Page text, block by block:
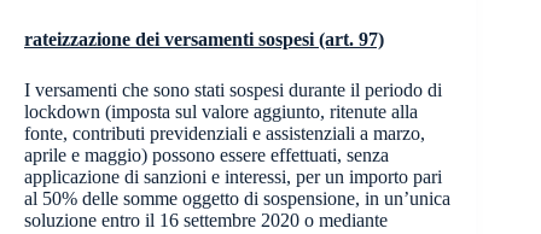
rateizzazione dei versamenti sospesi (art. 97)
I versamenti che sono stati sospesi durante il periodo di
lockdown (imposta sul valore aggiunto, ritenute alla
fonte, contributi previdenziali e assistenziali a marzo,
aprile e maggio) possono essere effettuati, senza
applicazione di sanzioni e interessi, per un importo pari
al 50% delle somme oggetto di sospensione, in un’unica
soluzione entro il 16 settembre 2020 o mediante